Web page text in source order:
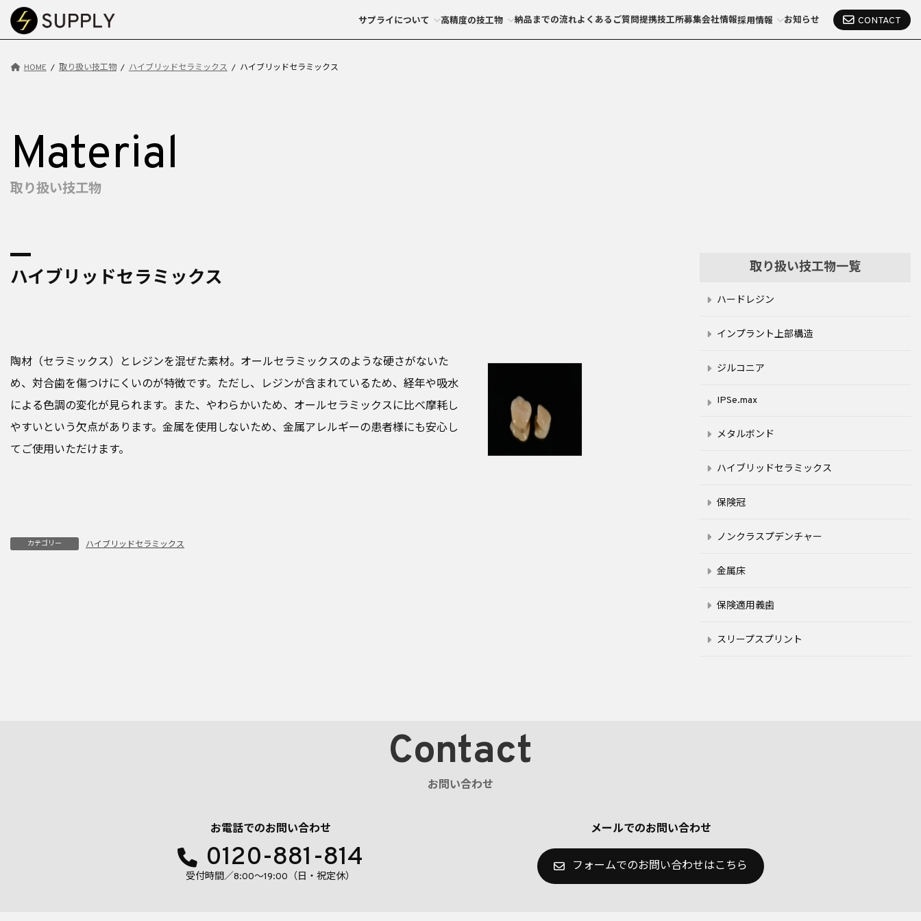
テ
ゲ
CONTACT
サプライについて 高精度の技工物 納品までの流れよくあるご質問提携技工所募集会社情報採用情報 お知らせ
HOME 取り扱い技工物 ハイブリッドセラミックス ハイブリッドセラミックス
取り扱い技工物
Material
ハイブリッドセラミックス
陶材（セラミックス）とレジンを混ぜた素材。オールセラミックスのような硬さがないた
め、対合歯を傷つけにくいのが特徴です。ただし、レジンが含まれているため、経年や吸水
による色調の変化が見られます。また、やわらかいため、オールセラミックスに比べ摩耗し
やすいという欠点があります。金属を使用しないため、金属アレルギーの患者様にも安心し
てご使用いただけます。
カテゴリー ハイブリッドセラミックス
取り扱い技工物一覧
ハードレジン
インプラント上部構造
ジルコニア
IPSe.max
メタルボンド
ハイブリッドセラミックス
保険冠
ノンクラスプデンチャー
金属床
保険適用義歯
スリープスプリント
Contact
お問い合わせ
お電話でのお問い合わせ
0120-881-814
受付時間／8:00〜19:00（日・祝定休）
メールでのお問い合わせ
フォームでのお問い合わせはこちら